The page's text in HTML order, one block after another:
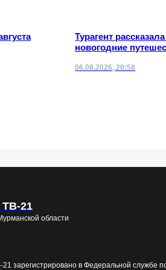
Турагент
новогодние
06.08.2026, 20:58
21
области
зарегистрировано в Федеральной службе